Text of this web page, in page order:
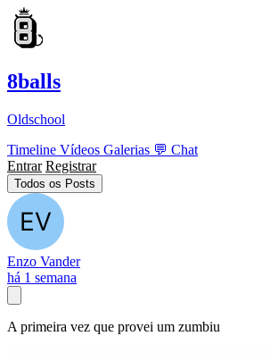
8balls
Oldschool
Timeline Vídeos Galerias 💬 Chat
Entrar Registrar
Todos os Posts
Enzo Vander
há 1 semana
A primeira vez que provei um zumbiu